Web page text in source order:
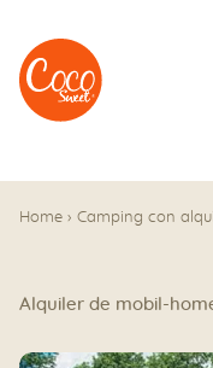
Ir al menú
Ir a los contenidos
Home › Camping con
Alquiler de mobil-